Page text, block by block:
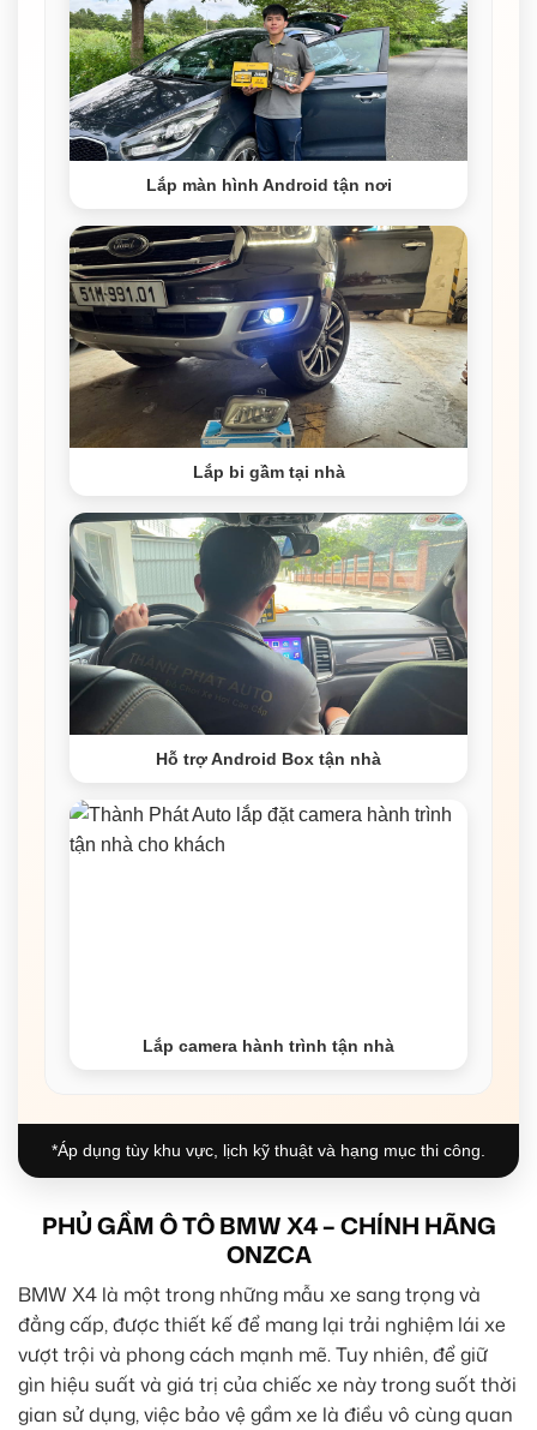
Lắp màn hình Android tận nơi
Lắp bi gầm tại nhà
Hỗ trợ Android Box tận nhà
Lắp camera hành trình tận nhà
*Áp dụng tùy khu vực, lịch kỹ thuật và hạng mục thi công.
PHỦ GẦM Ô TÔ BMW X4 – CHÍNH HÃNG
ONZCA
BMW X4 là một trong những mẫu xe sang trọng và
đẳng cấp, được thiết kế để mang lại trải nghiệm lái xe
vượt trội và phong cách mạnh mẽ. Tuy nhiên, để giữ
gìn hiệu suất và giá trị của chiếc xe này trong suốt thời
gian sử dụng, việc bảo vệ gầm xe là điều vô cùng quan